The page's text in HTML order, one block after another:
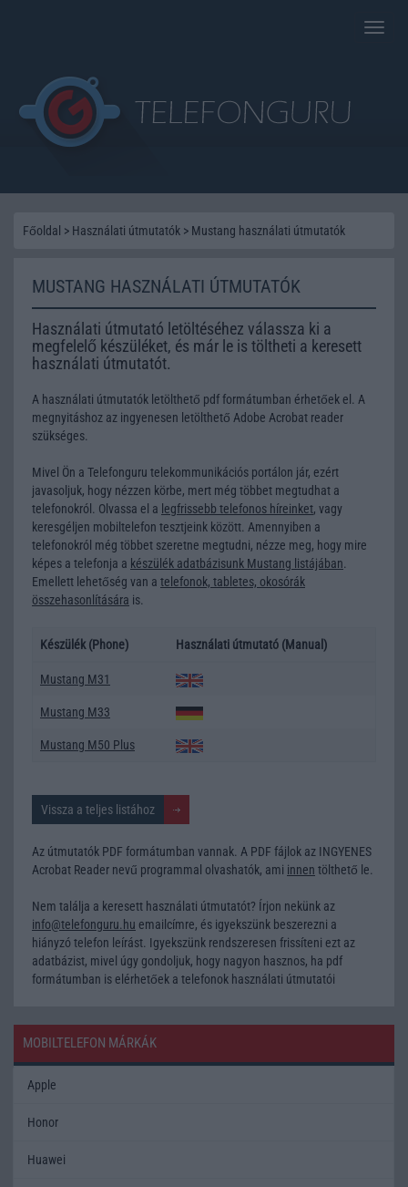
Toggle
Főoldal > Használati útmutatók > Mustang használati útmutatók
MUSTANG HASZNÁLATI ÚTMUTATÓK
Használati útmutató letöltéséhez válassza ki a
megfelelő készüléket, és már le is töltheti a keresett
használati útmutatót.
A használati útmutatók letölthető pdf formátumban érhetőek el. A
megnyitáshoz az ingyenesen letölthető Adobe Acrobat reader
szükséges.
Mivel Ön a Telefonguru telekommunikációs portálon jár, ezért
javasoljuk, hogy nézzen körbe, mert még többet megtudhat a
telefonokról. Olvassa el a legfrissebb telefonos híreinket, vagy
keresgéljen mobiltelefon tesztjeink között. Amennyiben a
telefonokról még többet szeretne megtudni, nézze meg, hogy mire
képes a telefonja a készülék adatbázisunk Mustang listájában
Emellett lehetőség van a telefonok, tabletes, okosórák
összehasonlítására is.
Készülék (Phone) Használati útmutató (Manual)
Mustang M31
Mustang M33
Mustang M50 Plus
Vissza a teljes listához
Az útmutatók PDF formátumban vannak. A PDF fájlok az INGYENES
Acrobat Reader nevű programmal olvashatók, ami innen tölthető le.
Nem találja a keresett használati útmutatót? Írjon nekünk az
info@telefonguru.hu emailcímre, és igyekszünk beszerezni a
hiányzó telefon leírást. Igyekszünk rendszeresen frissíteni ezt az
adatbázist, mivel úgy gondoljuk, hogy nagyon hasznos, ha pdf
formátumban is elérhetőek a telefonok használati útmutatói
MOBILTELEFON MÁRKÁK
Apple
Honor
Huawei